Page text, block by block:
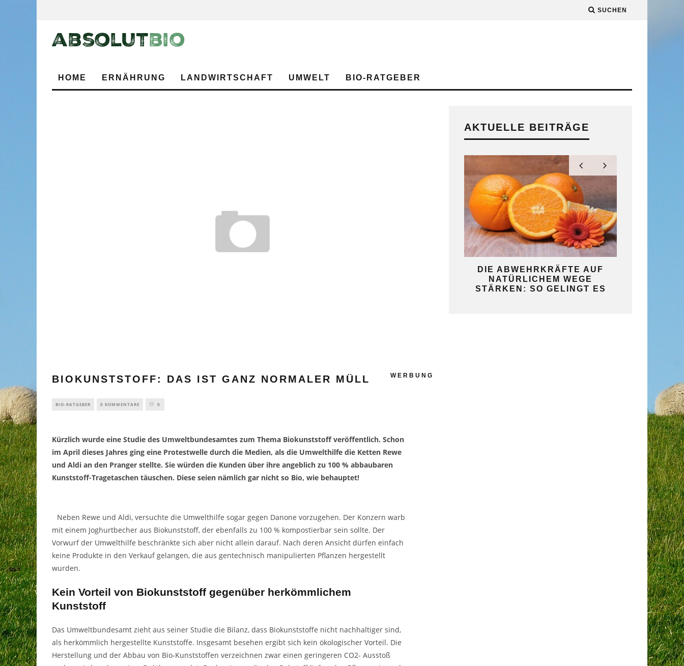
SUCHEN
HOME ERNÄHRUNG LANDWIRTSCHAFT UMWELT BIO-RATGEBER
BIOKUNSTSTOFF: DAS IST GANZ NORMALER MÜLL WERBUNG
BIO-RATGEBER 0 KOMMENTARE 0
Kürzlich wurde eine Studie des Umweltbundesamtes zum Thema Biokunststoff veröffentlich. Schon
im April dieses Jahres ging eine Protestwelle durch die Medien, als die Umwelthilfe die Ketten Rewe
und Aldi an den Pranger stellte. Sie würden die Kunden über ihre angeblich zu 100 % abbaubaren
Kunststoff-Tragetaschen täuschen. Diese seien nämlich gar nicht so Bio, wie behauptet!
Neben Rewe und Aldi, versuchte die Umwelthilfe sogar gegen Danone vorzugehen. Der Konzern warb
mit einem Joghurtbecher aus Biokunststoff, der ebenfalls zu 100 % kompostierbar sein sollte. Der
Vorwurf der Umwelthilfe beschränkte sich aber nicht allein darauf. Nach deren Ansicht dürfen einfach
keine Produkte in den Verkauf gelangen, die aus gentechnisch manipulierten Pflanzen hergestellt
wurden.
Kein Vorteil von Biokunststoff gegenüber herkömmlichem
Kunststoff
Das Umweltbundesamt zieht aus seiner Studie die Bilanz, dass Biokunststoffe nicht nachhaltiger sind,
als herkömmlich hergestellte Kunststoffe. Insgesamt besehen ergibt sich kein ökologischer Vorteil. Die
Herstellung und der Abbau von Bio-Kunststoffen verzeichnen zwar einen geringeren CO2- Ausstoß
AKTUELLE BEITRÄGE
DIE ABWEHRKRÄFTE AUF
NATÜRLICHEM WEGE
STÄRKEN: SO GELINGT ES